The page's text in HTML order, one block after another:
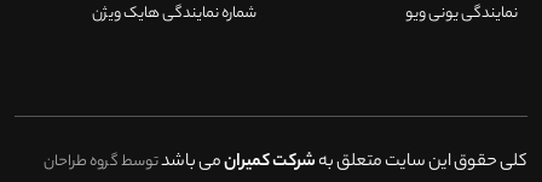
نمایندگی یونی ویو
شماره نمایندگی هایک ویژن
کلی حقوق این سایت متعلق بهشرکت کمیرانمی باشدتوسط گروه طراحان